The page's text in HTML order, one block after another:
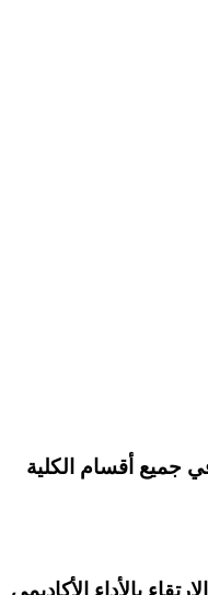
في جميع أقسام الكلية
بالأداء الأكاديمي